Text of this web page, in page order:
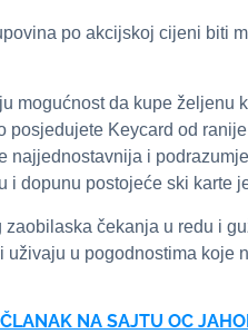
po akcijskoj cijeni biti
mogućnost da kupe željenu
Keycard od
i
i dopunu postojeće ski karte
čekanja u redu i
u pogodnostima koje
NA SAJTU OC